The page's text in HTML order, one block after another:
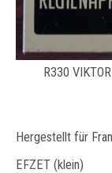
R330
Hergestellt für
EFZET (klein)